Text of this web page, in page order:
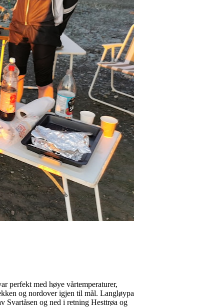
perfekt med høye vårtemperaturer,
og nordover igjen til mål. Langløypa
Svartåsen og ned i retning Hesttrøa og